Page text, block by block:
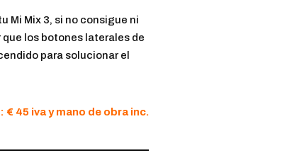
Mi Mix 3, si no consigue ni
que los botones laterales de
para solucionar el
€ 45 iva y mano de obra inc.